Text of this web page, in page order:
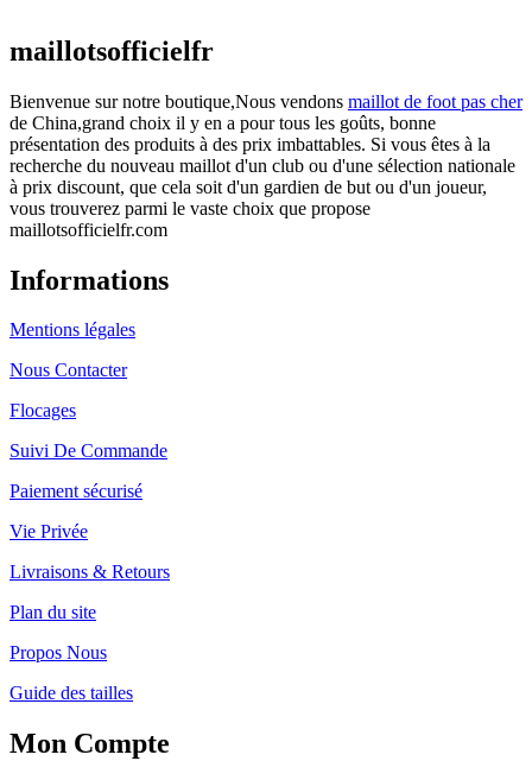
maillotsofficielfr
Bienvenue sur notre boutique,Nous vendons maillot de foot pas cher
de China,grand choix il y en a pour tous les goûts, bonne
présentation des produits à des prix imbattables. Si vous êtes à la
recherche du nouveau maillot d'un club ou d'une sélection nationale
à prix discount, que cela soit d'un gardien de but ou d'un joueur,
vous trouverez parmi le vaste choix que propose
maillotsofficielfr.com
Informations
Mentions légales
Nous Contacter
Flocages
Suivi De Commande
Paiement sécurisé
Vie Privée
Livraisons & Retours
Plan du site
Propos Nous
Guide des tailles
Mon Compte